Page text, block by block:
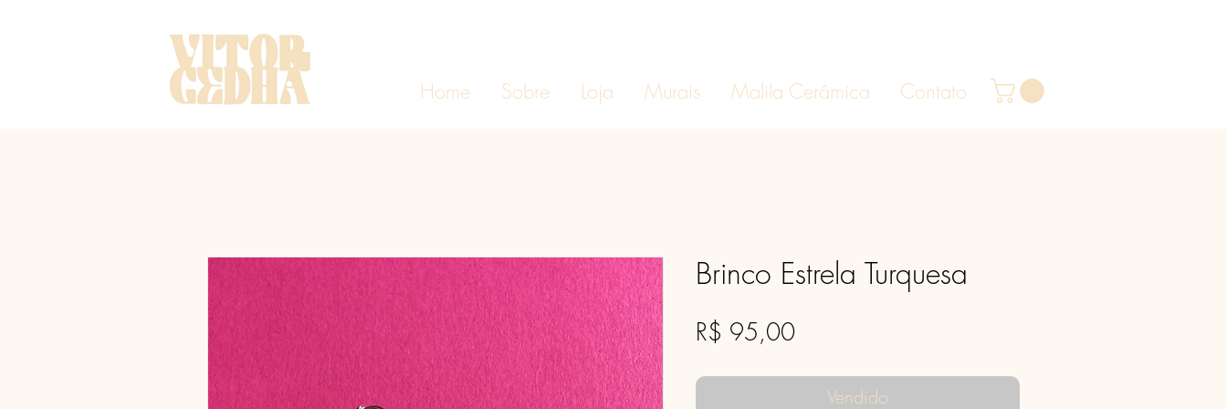
Home Sobre Loja Murais Malila Cerâmica Contato
Brinco Estrela Turquesa
R$ 95,00Preço
Vendido